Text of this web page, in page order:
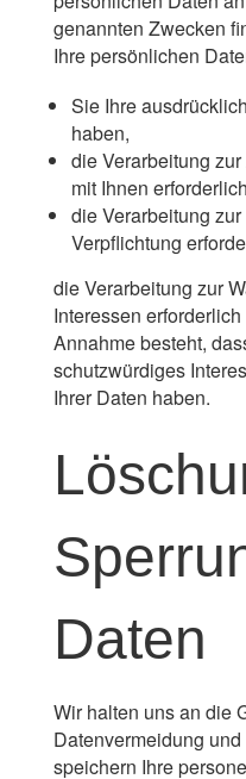
genannten Zwecken
Ihre persönlichen
Sie Ihre
haben,
die Verarbeitung
mit Ihnen
die Verarbeitung
Verpflichtung
die Verarbeitung zur
Interessen
Annahme besteht,
schutzwürdiges
Ihrer Daten haben.
Daten
Wir halten uns an die
Datenvermeidung
speichern Ihre